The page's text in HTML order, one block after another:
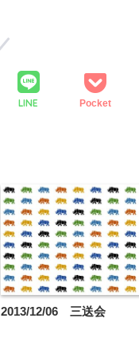
LINE Pocket
2013/12/06 三送会